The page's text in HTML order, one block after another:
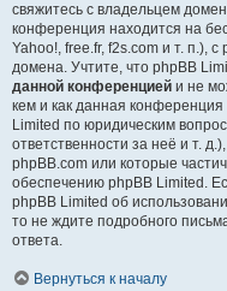
свяжитесь с владельцем
конференция находится на
Yahoo!, free.fr, f2s.com и т. п.),
домена. Учтите, что phpBB
данной конференцией и не
кем и как данная
Limited по юридическим
ответственности за неё и т.
phpBB.com или которые
обеспечению phpBB Limited.
phpBB Limited об
то не ждите подробного
ответа.
Вернуться к началу